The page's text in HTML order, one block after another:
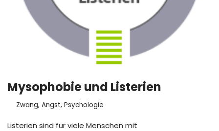
Mysophobie und Listerien
Zwang, Angst, Psychologie
Listerien sind für viele Menschen mit